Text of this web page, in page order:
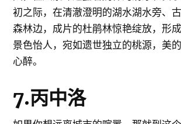
初之际，在清澈澄明的湖水湖水旁、
森林边，成片的杜鹃林惊艳绽放，形成
景色怡人，宛如遗世独立的桃源，美
心醉。
7.丙中洛